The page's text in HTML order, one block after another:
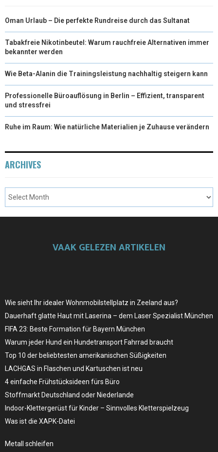
Oman Urlaub – Die perfekte Rundreise durch das Sultanat
Tabakfreie Nikotinbeutel: Warum rauchfreie Alternativen immer
bekannter werden
Wie Beta-Alanin die Trainingsleistung nachhaltig steigern kann
Professionelle Büroauflösung in Berlin – Effizient, transparent
und stressfrei
Ruhe im Raum: Wie natürliche Materialien je Zuhause verändern
ARCHIVES
VAAK GELEZEN ARTIKELEN
Wie sieht Ihr idealer Wohnmobilstellplatz in Zeeland aus?
Dauerhaft glatte Haut mit Laserina – dem Laser Spezialist München
FIFA 23: Beste Formation für Bayern München
Warum jeder Hund ein Hundetransport Fahrrad braucht
Top 10 der beliebtesten amerikanischen Süßigkeiten
LACHGAS in Flaschen und Kartuschen ist neu
4 einfache Frühstücksideen fürs Büro
Stoffmarkt Deutschland oder Niederlande
Indoor-Klettergerüst für Kinder – Sinnvolles Kletterspielzeug
Was ist die XAPK-Datei
Metall schleifen